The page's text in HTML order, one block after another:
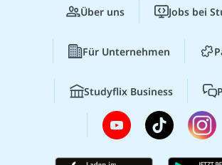
Über uns Jobs bei
Für Unternehmen
Studyflix Business